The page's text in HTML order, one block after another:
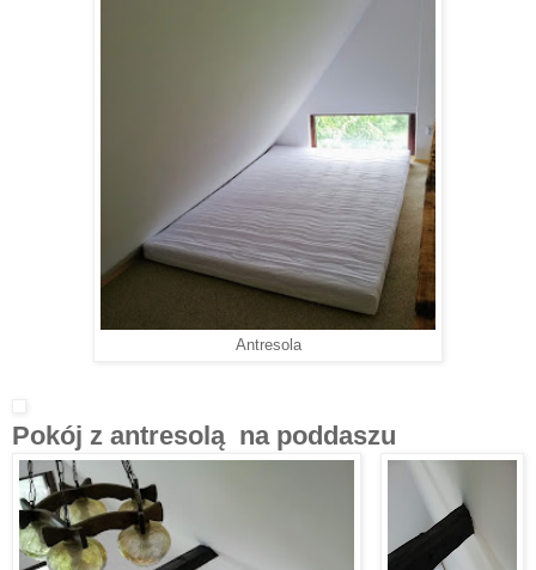
Antresola
Pokój z antresolą na poddaszu